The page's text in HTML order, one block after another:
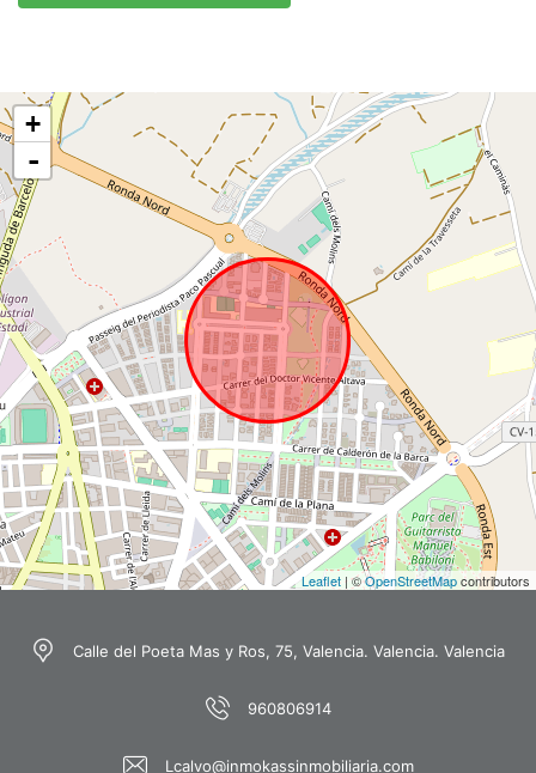
+
-
Leaflet| ©OpenStreetMapcontributors
Calle del Poeta Mas y Ros, 75, Valencia. Valencia. Valencia
960806914
Lcalvo@inmokassinmobiliaria.com